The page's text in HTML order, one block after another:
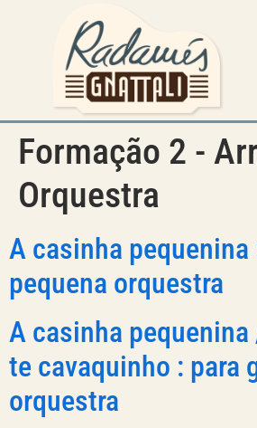
Formação 2 -
Orquestra
A casinha pequenina
pequena orquestra
A casinha
te cavaquinho : para
orquestra